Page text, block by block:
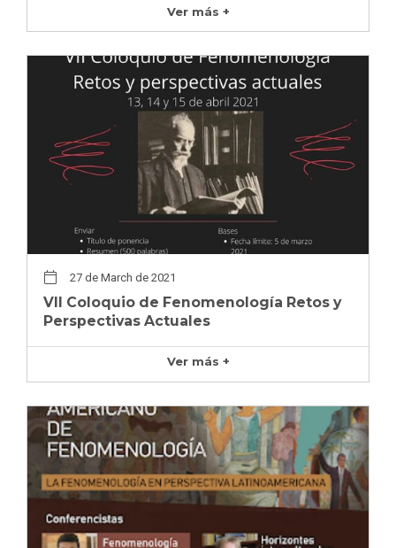
Ver más +
27 de March de 2021
VII Coloquio de Fenomenología Retos y
Perspectivas Actuales
Ver más +